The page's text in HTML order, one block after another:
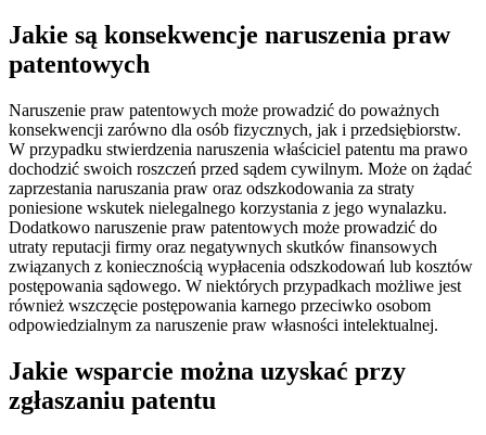
Jakie są konsekwencje naruszenia praw
patentowych
Naruszenie praw patentowych może prowadzić do poważnych
konsekwencji zarówno dla osób fizycznych, jak i przedsiębiorstw.
W przypadku stwierdzenia naruszenia właściciel patentu ma prawo
dochodzić swoich roszczeń przed sądem cywilnym. Może on żądać
zaprzestania naruszania praw oraz odszkodowania za straty
poniesione wskutek nielegalnego korzystania z jego wynalazku.
Dodatkowo naruszenie praw patentowych może prowadzić do
utraty reputacji firmy oraz negatywnych skutków finansowych
związanych z koniecznością wypłacenia odszkodowań lub kosztów
postępowania sądowego. W niektórych przypadkach możliwe jest
również wszczęcie postępowania karnego przeciwko osobom
odpowiedzialnym za naruszenie praw własności intelektualnej.
Jakie wsparcie można uzyskać przy
zgłaszaniu patentu